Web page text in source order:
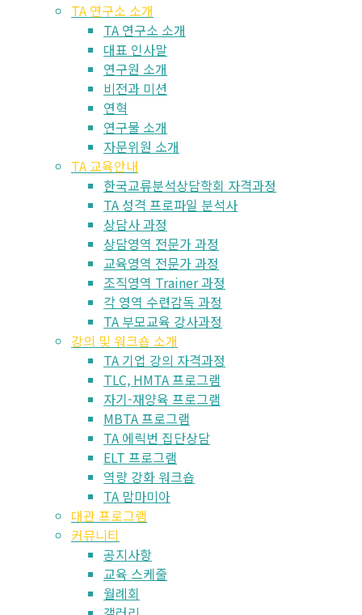
TA 연구소 소개
TA 연구소 소개
대표 인사말
연구원 소개
비전과 미션
연혁
연구물 소개
자문위원 소개
TA 교육안내
한국교류분석상담학회 자격과정
TA 성격 프로파일 분석사
상담사 과정
상담영역 전문가 과정
교육영역 전문가 과정
조직영역 Trainer 과정
각 영역 수련감독 과정
TA 부모교육 강사과정
강의 및 워크숍 소개
TA 기업 강의 자격과정
TLC, HMTA 프로그램
자기-재양육 프로그램
MBTA 프로그램
TA 에릭번 집단상담
ELT 프로그램
역량 강화 워크숍
TA 맘마미아
대관 프로그램
커뮤니티
공지사항
교육 스케줄
월례회